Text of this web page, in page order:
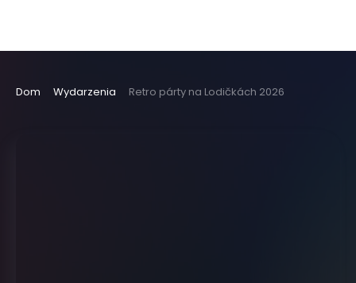
Dom Wydarzenia Retro párty na Lodičkách 2026